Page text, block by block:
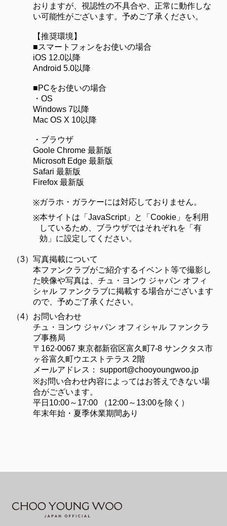
おりますが、視認性の不具合や、正常に動作しな
い可能性がございます。予めご了承ください。
【推奨環境】
■スマートフォンをお使いの場合
iOS 12.0以降
Android 5.0以降
■PCをお使いの場合
・OS
Windows 7以降
Mac OS X 10以降
・ブラウザ
Goole Chrome 最新版
Microsoft Edge 最新版
Safari 最新版
Firefox 最新版
※ガラホ・ガラケーには対応しておりません。
※本サイトは「JavaScript」と「Cookie」を利用
しているため、ブラウザではそれぞれを「有
効」に設定してください。
（3） 写真掲載について
本ファンクラブがご紹介するイベント等で撮影し
た映像や写真は、チュ・ヨンウ ジャパン オフィ
シャル ファンクラブに掲載する場合がございます
ので、予めご了承ください。
（4） お問い合わせ
チュ・ヨンウ ジャパン オフィシャル ファンクラ
ブ事務局
〒162-0067 東京都新宿区富久町7-8 サンクタス市
ヶ谷富久町ウエストテラス 2階
メールアドレス： support@chooyoungwoo.jp
※お問い合わせ内容によってはお答えできない場
合がございます。
平日10:00～17:00 （12:00～13:00を除く）
年末年始・夏季休業期間あり